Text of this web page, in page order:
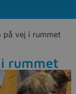
på vej i rummet
rummet